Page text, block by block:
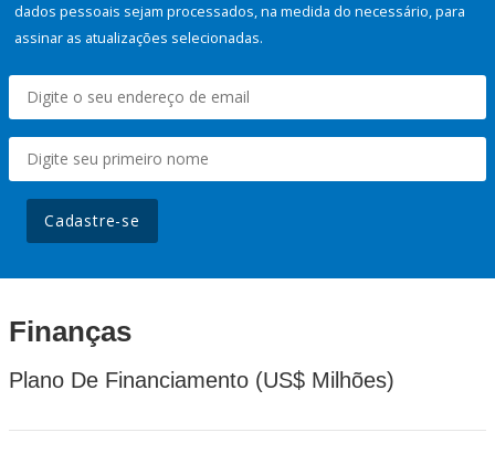
dados pessoais sejam processados, na medida do necessário, para
assinar as atualizações selecionadas.
Cadastre-se
Finanças
Plano De Financiamento (US$ Milhões)